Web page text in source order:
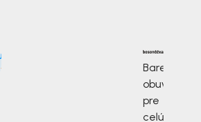
Barefoot
obuv
pre
celú